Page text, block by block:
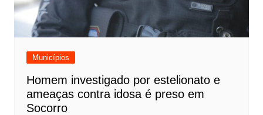
Municípios
Homem investigado por estelionato e
ameaças contra idosa é preso em
Socorro